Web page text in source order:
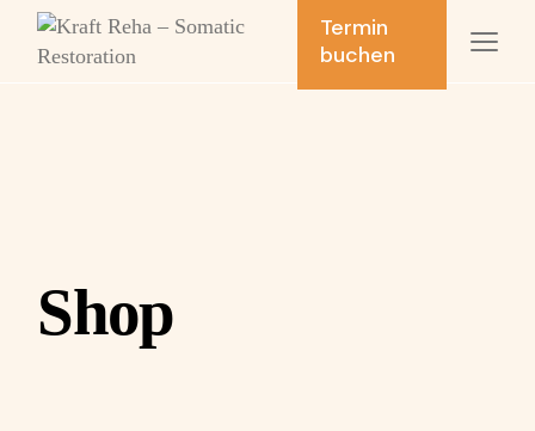
Skip
Termin
buchen
Shop